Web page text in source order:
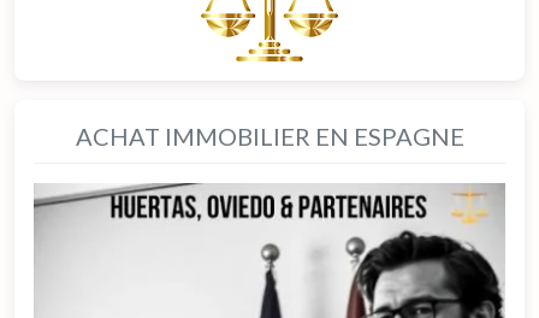
ACHAT IMMOBILIER EN ESPAGNE